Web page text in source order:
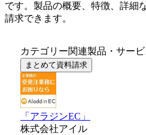
です。製品の概要、特徴、詳細
請求できます。
カテゴリー関連製品・サービ
まとめて資料請求
「アラジンEC」
株式会社アイル